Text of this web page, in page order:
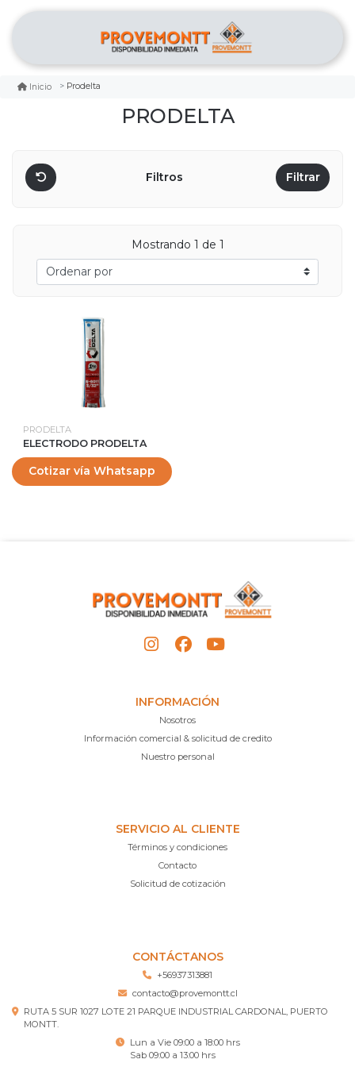
Inicio Prodelta
PRODELTA
Filtros Filtrar
Mostrando 1 de 1
PRODELTA
ELECTRODO PRODELTA
Cotizar vía Whatsapp
INFORMACIÓN
Nosotros
Información comercial & solicitud de credito
Nuestro personal
SERVICIO AL CLIENTE
Términos y condiciones
Contacto
Solicitud de cotización
CONTÁCTANOS
+56937313881
contacto@provemontt.cl
RUTA 5 SUR 1027 LOTE 21 PARQUE INDUSTRIAL CARDONAL, PUERTO
MONTT.
Lun a Vie 09:00 a 18:00 hrs
Sab 09:00 a 13:00 hrs